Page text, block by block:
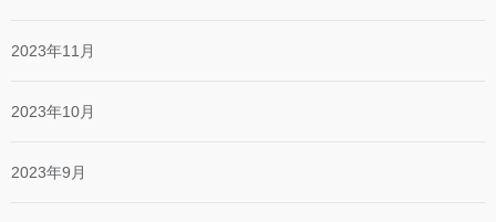
2023年11月
2023年10月
2023年9月